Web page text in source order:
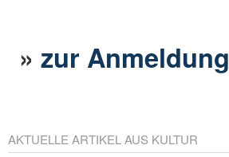
»zur Anmeldung
AKTUELLE ARTIKEL AUS KULTUR